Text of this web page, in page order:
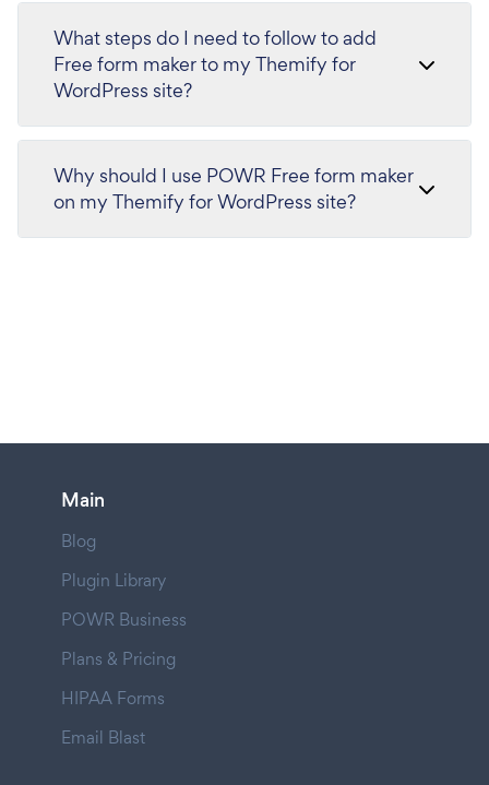
What steps do I need to follow to add
Free form maker to my Themify for
WordPress site?
Why should I use POWR Free form maker
on my Themify for WordPress site?
Main
Blog
Plugin Library
POWR Business
Plans & Pricing
HIPAA Forms
Email Blast